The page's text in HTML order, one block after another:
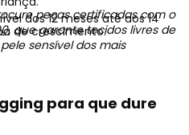
dos 12 meses até aos 14
de crescimento.
peças certificadas com o
, que garante tecidos livres de
sensível dos mais
para que dure